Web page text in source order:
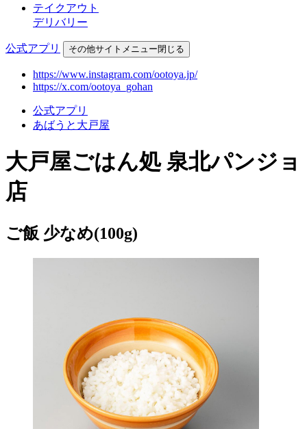
テイクアウト
デリバリー
公式アプリ その他サイトメニュー閉じる
https://www.instagram.com/ootoya.jp/
https://x.com/ootoya_gohan
公式アプリ
あばうと大戸屋
大戸屋ごはん処 泉北パンジョ
店
ご飯 少なめ(100g)